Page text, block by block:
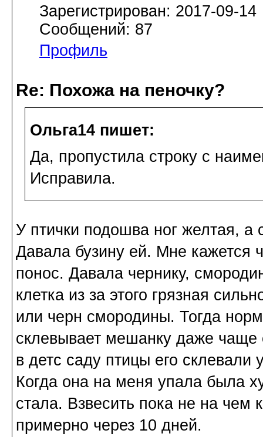
Зарегистрирован: 2017-09-14
Сообщений: 87
Профиль
Re: Похожа на пеночку?
Ольга14 пишет:
Да, пропустила строку с
Исправила.
У птички подошва ног желтая, а
Давала бузину ей. Мне кажется
понос. Давала чернику,
клетка из за этого грязная
или черн смородины. Тогда
склевывает мешанку даже чаще
в детс саду птицы его склевали
Когда она на меня упала была
стала. Взвесить пока не на чем
примерно через 10 дней.